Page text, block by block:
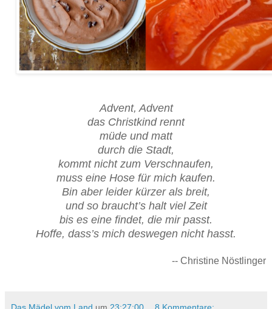
Advent, Advent
das Christkind rennt
müde und matt
durch die Stadt,
kommt nicht zum Verschnaufen,
muss eine Hose für mich kaufen.
Bin aber leider kürzer als breit,
und so braucht’s halt viel Zeit
bis es eine findet, die mir passt.
Hoffe, dass’s mich deswegen nicht hasst.
-- Christine Nöstlinger
Das Mädel vom Land um 23:27:00 8 Kommentare: